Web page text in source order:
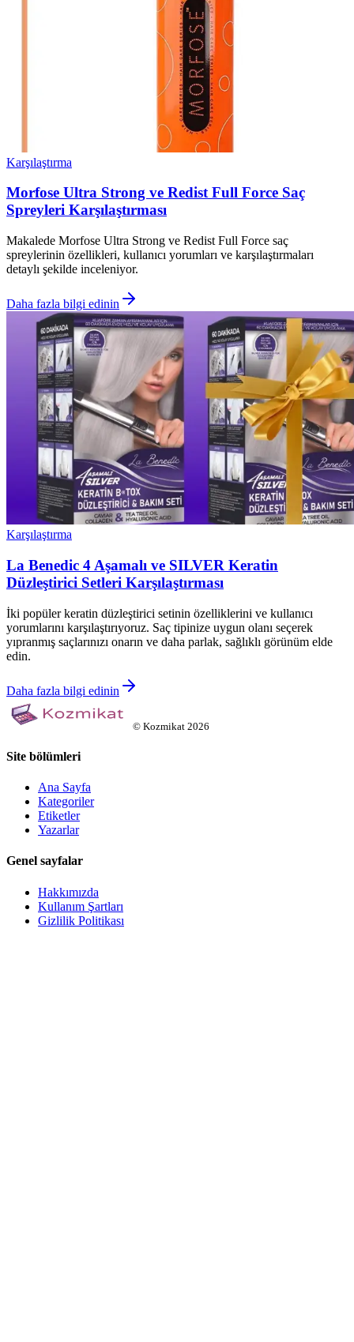
Karşılaştırma
Morfose Ultra Strong ve Redist Full Force Saç
Spreyleri Karşılaştırması
Makalede Morfose Ultra Strong ve Redist Full Force saç
spreylerinin özellikleri, kullanıcı yorumları ve karşılaştırmaları
detaylı şekilde inceleniyor.
Daha fazla bilgi edinin
Karşılaştırma
La Benedic 4 Aşamalı ve SILVER Keratin
Düzleştirici Setleri Karşılaştırması
İki popüler keratin düzleştirici setinin özelliklerini ve kullanıcı
yorumlarını karşılaştırıyoruz. Saç tipinize uygun olanı seçerek
yıpranmış saçlarınızı onarın ve daha parlak, sağlıklı görünüm elde
edin.
Daha fazla bilgi edinin
© Kozmikat 2026
Site bölümleri
Ana Sayfa
Kategoriler
Etiketler
Yazarlar
Genel sayfalar
Hakkımızda
Kullanım Şartları
Gizlilik Politikası